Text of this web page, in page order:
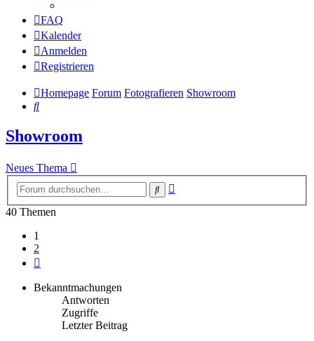
FAQ
Kalender
Anmelden
Registrieren
Homepage Forum Fotografieren Showroom
Suche
Showroom
Neues Thema
Suche
40 Themen
1
2
Bekanntmachungen
Antworten
Zugriffe
Letzter Beitrag